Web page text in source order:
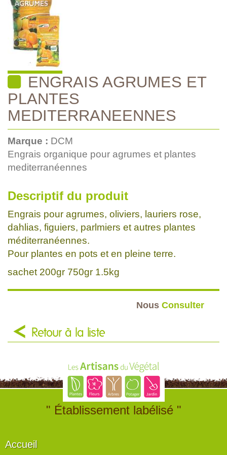
ENGRAIS AGRUMES ET
PLANTES
MEDITERRANEENNES
Marque : DCM
Engrais organique pour agrumes et plantes
mediterranéennes
Descriptif du produit
Engrais pour agrumes, oliviers, lauriers rose,
dahlias, figuiers, parlmiers et autres plantes
méditerranéennes.
Pour plantes en pots et en pleine terre.
sachet 200gr 750gr 1.5kg
Nous Consulter
Retour à la liste
" Établissement labélisé "
Accueil